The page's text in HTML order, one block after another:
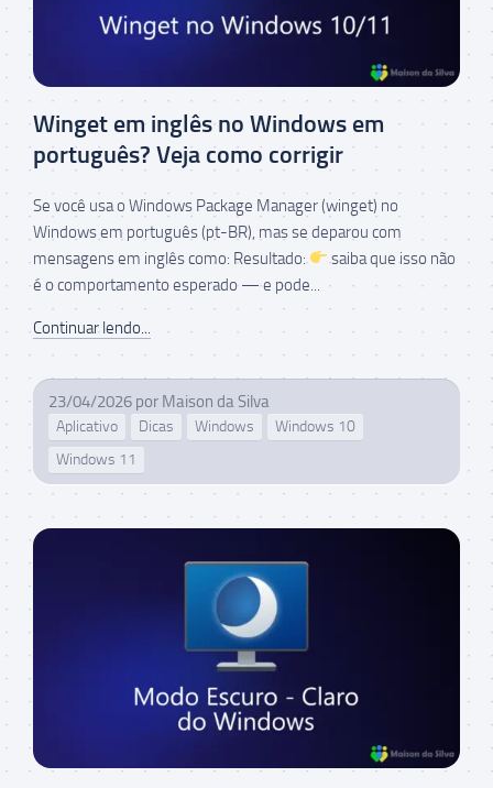
Winget em inglês no Windows em
português? Veja como corrigir
Se você usa o Windows Package Manager (winget) no
Windows em português (pt-BR), mas se deparou com
mensagens em inglês como: Resultado:
saiba que isso não
é o comportamento esperado — e pode...
Continuar lendo...
23/04/2026 por Maison da Silva
Aplicativo Dicas Windows
Windows 10
Windows 11